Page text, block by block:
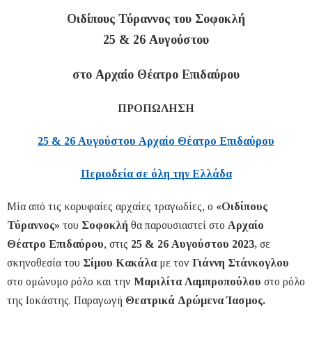
Οιδίπους Τύραννος του Σοφοκλή
25 & 26 Αυγούστου
στο Αρχαίο Θέατρο Επιδαύρου
ΠΡΟΠΩΛΗΣΗ
25 & 26 Αυγούστου Αρχαίο Θέατρο Επιδαύρου
Περιοδεία σε όλη την Ελλάδα
Μία από τις κορυφαίες αρχαίες τραγωδίες, ο «Οιδίπους
Τύραννος» του Σοφοκλή θα παρουσιαστεί στο Αρχαίο
Θέατρο Επιδαύρου, στις 25 & 26 Αυγούστου 2023, σε
σκηνοθεσία του Σίμου Κακάλα με τον Γιάννη Στάνκογλου
στο ομώνυμο ρόλο και την Μαριλίτα Λαμπροπούλου στο ρόλο
της Ιοκάστης. Παραγωγή Θεατρικά Δρώμενα Ίασμος.